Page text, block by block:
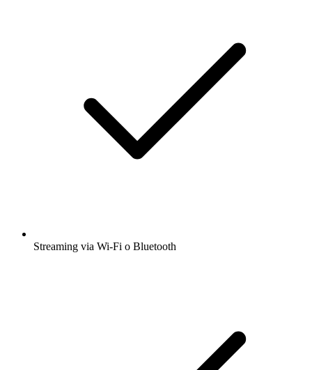
Streaming via Wi-Fi o Bluetooth